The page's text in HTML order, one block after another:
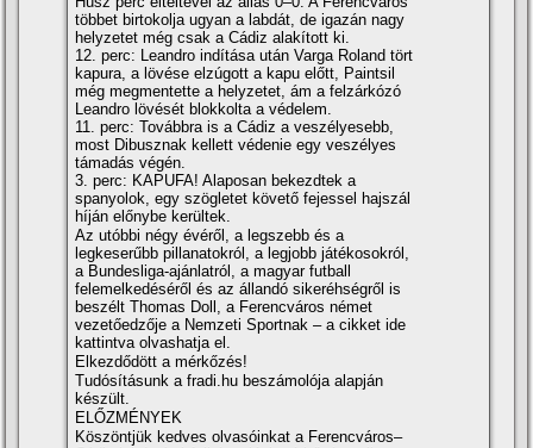
többet birtokolja ugyan a labdát, de igazán nagy
helyzetet még csak a Cádiz alakí­tott ki.
12. perc: Leandro indí­tása után Varga Roland tört
kapura, a lövése elzúgott a kapu előtt, Paintsil
még megmentette a helyzetet, ám a felzárkózó
Leandro lövését blokkolta a védelem.
11. perc: Továbbra is a Cádiz a veszélyesebb,
most Dibusznak kellett védenie egy veszélyes
támadás végén.
3. perc: KAPUFA! Alaposan bekezdtek a
spanyolok, egy szögletet követő fejessel hajszál
hí­ján előnybe kerültek.
Az utóbbi négy évéről, a legszebb és a
legkeserűbb pillanatokról, a legjobb játékosokról,
a Bundesliga-ajánlatról, a magyar futball
felemelkedéséről és az állandó sikeréhségről is
beszélt Thomas Doll, a Ferencváros német
vezetőedzője a Nemzeti Sportnak – a cikket ide
kattintva olvashatja el.
Elkezdődött a mérkőzés!
Tudósí­tásunk a fradi.hu beszámolója alapján
készült.
ELŐZMÉNYEK
Köszöntjük kedves olvasóinkat a Ferencváros–